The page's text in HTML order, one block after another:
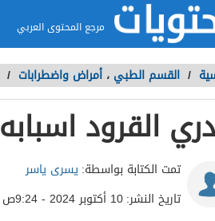
مرجع المحتوى العربي
/ القسم الطبي ، أمراض واضطرابات /
القرود اسبابه
تمت الكتابة بواسطة: يسرى ياسر
تاريخ النشر:10 أكتوبر 2024 - 9:24ص